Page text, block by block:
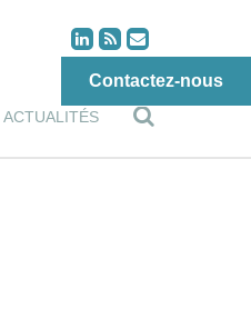
ACTUALITÉS
Contactez-nous